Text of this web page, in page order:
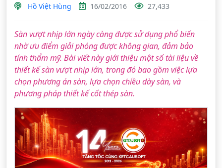
Hồ Việt Hùng 16/02/2016 27,433
Sàn vượt nhịp lớn ngày càng được sử dụng phổ biến
nhờ ưu điểm giải phóng được không gian, đảm bảo
tính thẩm mỹ. Bài viết này giới thiệu một số tài liệu về
thiết kế sàn vượt nhịp lớn, trong đó bao gồm việc lựa
chọn phương án sàn, lựa chọn chiều dày sàn, và
phương pháp thiết kế cốt thép sàn.